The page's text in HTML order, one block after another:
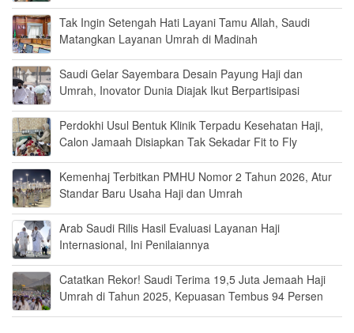
Tak Ingin Setengah Hati Layani Tamu Allah, Saudi
Matangkan Layanan Umrah di Madinah
Saudi Gelar Sayembara Desain Payung Haji dan
Umrah, Inovator Dunia Diajak Ikut Berpartisipasi
Perdokhi Usul Bentuk Klinik Terpadu Kesehatan Haji,
Calon Jamaah Disiapkan Tak Sekadar Fit to Fly
Kemenhaj Terbitkan PMHU Nomor 2 Tahun 2026, Atur
Standar Baru Usaha Haji dan Umrah
Arab Saudi Rilis Hasil Evaluasi Layanan Haji
Internasional, Ini Penilaiannya
Catatkan Rekor! Saudi Terima 19,5 Juta Jemaah Haji
Umrah di Tahun 2025, Kepuasan Tembus 94 Persen